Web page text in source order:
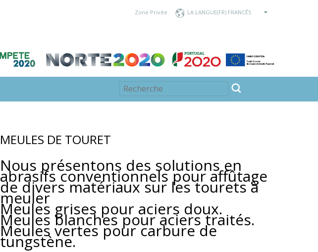
Zone Privée LA LANGUE
MEULES DE TOURET
Nous présentons des solutions en
abrasifs conventionnels pour affûtage
de divers matériaux sur les tourets à
meuler
Meules grises pour aciers doux.
Meules blanches pour aciers traités.
Meules vertes pour carbure de
tungstène.